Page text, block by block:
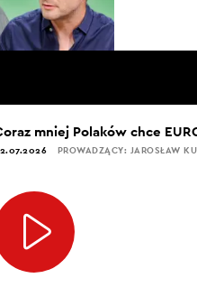
mniej Polaków chce
PROWADZĄCY: JAROSŁAW